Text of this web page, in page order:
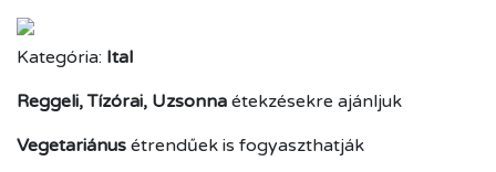
Kategória: Ital
Reggeli, Tízórai, Uzsonna étekzésekre ajánljuk
Vegetariánus étrendűek is fogyaszthatják